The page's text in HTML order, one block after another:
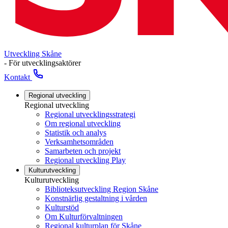
Utveckling Skåne
- För utvecklingsaktörer
Kontakt
Regional utveckling
Regional utveckling
Regional utvecklingsstrategi
Om regional utveckling
Statistik och analys
Verksamhetsområden
Samarbeten och projekt
Regional utveckling Play
Kulturutveckling
Kulturutveckling
Biblioteksutveckling Region Skåne
Konstnärlig gestaltning i vården
Kulturstöd
Om Kulturförvaltningen
Regional kulturplan för Skåne